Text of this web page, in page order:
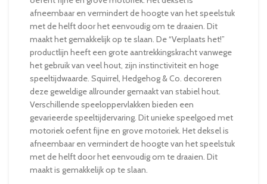
afneembaar en vermindert de hoogte van het speelstuk
met de helft door het eenvoudig om te draaien. Dit
maakt het gemakkelijk op te slaan. De “Verplaats het!”
productlijn heeft een grote aantrekkingskracht vanwege
het gebruik van veel hout, zijn instinctiviteit en hoge
speeltijdwaarde. Squirrel, Hedgehog & Co. decoreren
deze geweldige allrounder gemaakt van stabiel hout.
Verschillende speeloppervlakken bieden een
gevarieerde speeltijdervaring. Dit unieke speelgoed met
motoriek oefent fijne en grove motoriek. Het deksel is
afneembaar en vermindert de hoogte van het speelstuk
met de helft door het eenvoudig om te draaien. Dit
maakt is gemakkelijk op te slaan.